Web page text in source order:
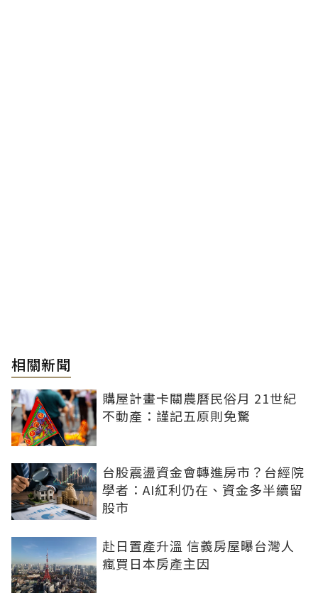
相關新聞
購屋計畫卡關農曆民俗月 21世紀
不動產：謹記五原則免驚
台股震盪資金會轉進房市？台經院
學者：AI紅利仍在、資金多半續留
股市
赴日置產升溫 信義房屋曝台灣人
瘋買日本房產主因